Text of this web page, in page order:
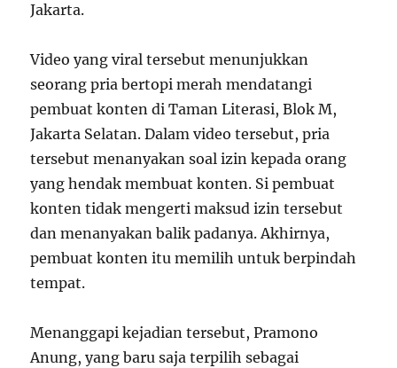
Jakarta.
Video yang viral tersebut menunjukkan
seorang pria bertopi merah mendatangi
pembuat konten di Taman Literasi, Blok M,
Jakarta Selatan. Dalam video tersebut, pria
tersebut menanyakan soal izin kepada orang
yang hendak membuat konten. Si pembuat
konten tidak mengerti maksud izin tersebut
dan menanyakan balik padanya. Akhirnya,
pembuat konten itu memilih untuk berpindah
tempat.
Menanggapi kejadian tersebut, Pramono
Anung, yang baru saja terpilih sebagai